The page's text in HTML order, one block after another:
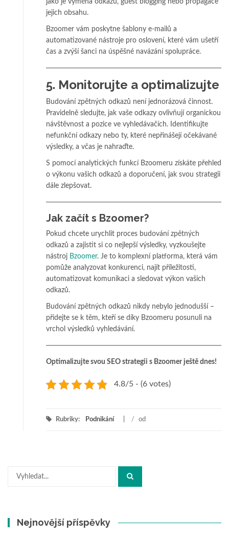
jako je výměna odkazů, guest blogging nebo propagace
jejich obsahu.
Bzoomer vám poskytne šablony e-mailů a
automatizované nástroje pro oslovení, které vám ušetří
čas a zvýší šanci na úspěšné navázání spolupráce.
5. Monitorujte a optimalizujte
Budování zpětných odkazů není jednorázová činnost.
Pravidelně sledujte, jak vaše odkazy ovlivňují organickou
návštěvnost a pozice ve vyhledávačích. Identifikujte
nefunkční odkazy nebo ty, které nepřinášejí očekávané
výsledky, a včas je nahraďte.
S pomocí analytických funkcí Bzoomeru získáte přehled
o výkonu vašich odkazů a doporučení, jak svou strategii
dále zlepšovat.
Jak začít s Bzoomer?
Pokud chcete urychlit proces budování zpětných
odkazů a zajistit si co nejlepší výsledky, vyzkoušejte
nástroj Bzoomer. Je to komplexní platforma, která vám
pomůže analyzovat konkurenci, najít příležitosti,
automatizovat komunikaci a sledovat výkon vašich
odkazů.
Budování zpětných odkazů nikdy nebylo jednodušší –
přidejte se k těm, kteří se díky Bzoomeru posunuli na
vrchol výsledků vyhledávání.
Optimalizujte svou SEO strategii s Bzoomer ještě dnes!
4.8/5 - (6 votes)
Rubriky: Podnikání / od
Hledat:
Nejnovější příspěvky